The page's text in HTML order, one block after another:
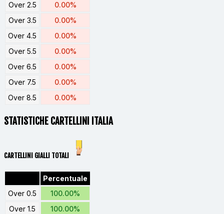
Over 2.5
0.00%
Over 3.5
0.00%
Over 4.5
0.00%
Over 5.5
0.00%
Over 6.5
0.00%
Over 7.5
0.00%
Over 8.5
0.00%
STATISTICHE CARTELLINI ITALIA
CARTELLINI GIALLI TOTALI
Percentuale
Over 0.5
100.00%
Over 1.5
100.00%